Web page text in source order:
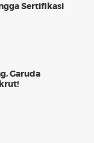
Sertifikasi
Garuda